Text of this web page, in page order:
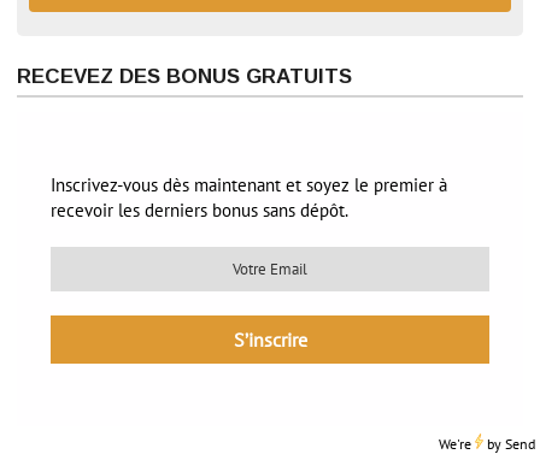
RECEVEZ DES BONUS GRATUITS
Inscrivez-vous dès maintenant et soyez le premier à
recevoir les derniers bonus sans dépôt.
We're by